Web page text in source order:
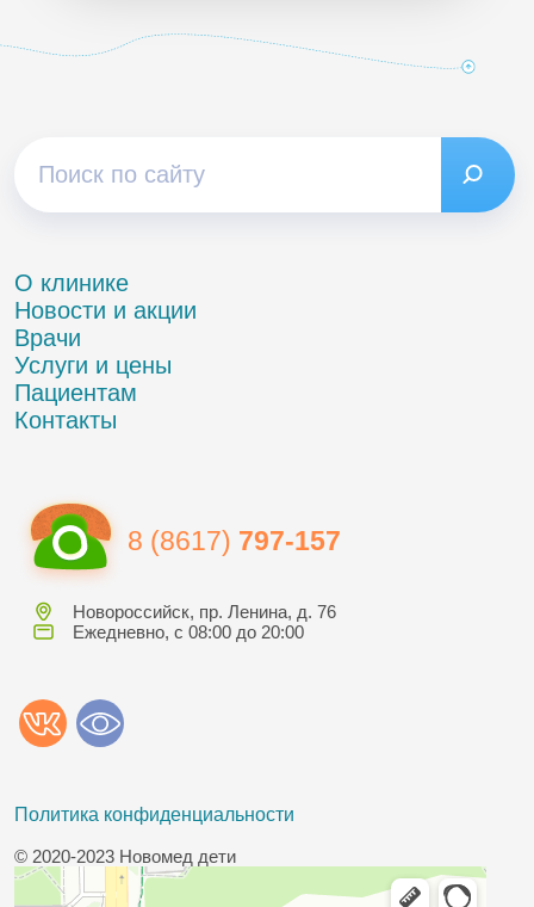
О клинике
Новости и акции
Врачи
Услуги и цены
Пациентам
Контакты
8 (8617) 797-157
Новороссийск, пр. Ленина, д. 76
Ежедневно, с 08:00 до 20:00
Политика конфиденциальности
© 2020-2023 Новомед дети